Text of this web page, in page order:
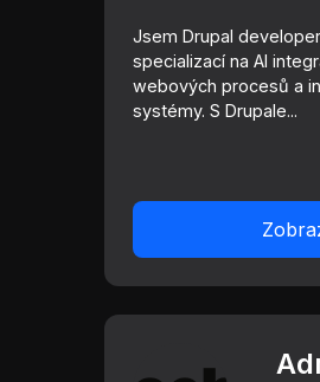
Jsem Drupal
specializací na AI
webových procesů a
systémy. S Drupale...